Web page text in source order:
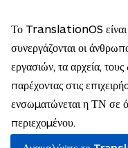
Το TranslationOS είναι
συνεργάζονται οι
εργασιών, τα αρχεία, τους
παρέχοντας στις
ενσωματώνεται η ΤΝ σε
περιεχομένου.